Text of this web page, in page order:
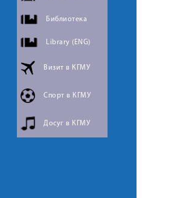
Библиотека
Library (ENG)
Визит в КГМУ
Спорт в КГМУ
Досуг в КГМУ